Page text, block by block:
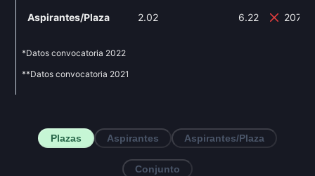
Aspirantes/Plaza 2.02 6.22
*Datos convocatoria 2022
**Datos convocatoria 2021
Plazas Aspirantes Aspirantes/Plaza
Conjunto